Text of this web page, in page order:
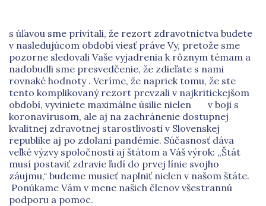
s úľavou sme privítali, že rezort zdravotníctva budete
v nasledujúcom období viesť práve Vy, pretože sme
pozorne sledovali Vaše vyjadrenia k rôznym témam a
nadobudli sme presvedčenie, že zdieľate s nami
rovnaké hodnoty . Veríme, že napriek tomu, že ste
tento komplikovaný rezort prevzali v najkritickejšom
období, vyviniete maximálne úsilie nielen v boji s
koronavírusom, ale aj na zachránenie dostupnej
kvalitnej zdravotnej starostlivosti v Slovenskej
republike aj po zdolaní pandémie. Súčasnosť dáva
veľké výzvy spoločnosti aj štátom a Váš výrok: „Štát
musí postaviť zdravie ľudí do prvej línie svojho
záujmu,“ budeme musieť naplniť nielen v našom štáte.
Ponúkame Vám v mene našich členov všestrannú
podporu a pomoc.